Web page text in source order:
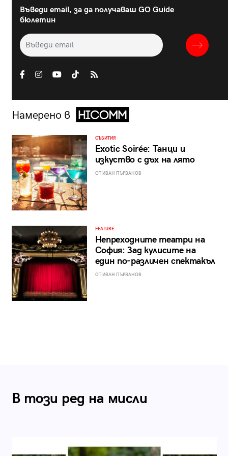
Въведи email, за да получаваш GO Guide
бюлетин
Намерено в
СЪБИТИЯ
Exotic Soirée: Танци и
изкуство с дъх на лято
ОТ ИВАН ПЪРВАНОВ
FEATURE
Непреходните театри на
София: Зад кулисите на
един по-различен спектакъл
ОТ ИВАН ПЪРВАНОВ
В този ред на мисли